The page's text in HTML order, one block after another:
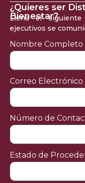
¿Quieres ser
Bienestar?
Llena el
ejecutivos se
Nombre Completo
Correo Electrónico
Número de
Estado de